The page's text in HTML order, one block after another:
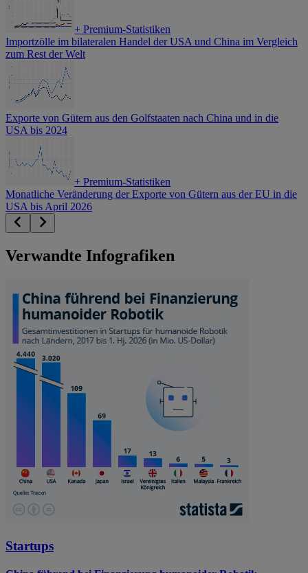
+ Premium-Statistiken
Importzölle im bilateralen Handel der USA und China im Vergleich
zum Rest der Welt
Exporte von Gütern aus den Golfstaaten nach China und in die
USA bis 2024
+ Premium-Statistiken
Monatliche Veränderung der Exporte von Gütern aus der EU in die
USA bis April 2026
Verwandte Infografiken
Startups